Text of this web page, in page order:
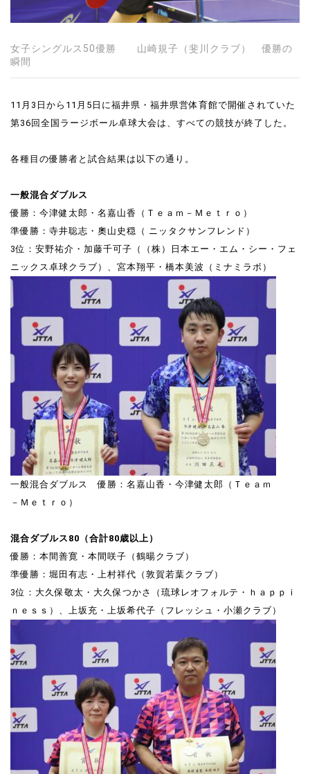
女子シングルス50優勝 山崎規子（斐川クラブ） 優勝の
瞬間
11月3日から11月5日に福井県・福井県営体育館で開催されていた
第36回全国ラージボール卓球大会は、すべての競技が終了した。
各種目の優勝者と試合結果は以下の通り。
一般混合ダブルス
優勝：今津健太郎・名嘉山香（Ｔｅａｍ－Ｍｅｔｒｏ）
準優勝：寺井聡志・奧山史穏（ ニッタクサンフレンド）
3位：安野祐介・加藤千可子（（株）日本エー・エム・シー・フェ
ニックス卓球クラブ）、宮本翔平・橋本美波（ミナミラボ）
一般混合ダブルス 優勝：名嘉山香・今津健太郎（Ｔｅａｍ
－Ｍｅｔｒｏ）
混合ダブルス80（合計80歳以上）
優勝：本間善寛・本間咲子（鶴暘クラブ）
準優勝：堀田有志・上村祥代（敦賀若葉クラブ）
3位：大久保敬太・大久保つかさ（琉球レオフォルテ・ｈａｐｐｉ
ｎｅｓｓ）、上坂充・上坂希代子（フレッシュ・小瀬クラブ）